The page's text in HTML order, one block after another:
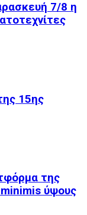
7/8 η
15ης
της
minimis ύψους